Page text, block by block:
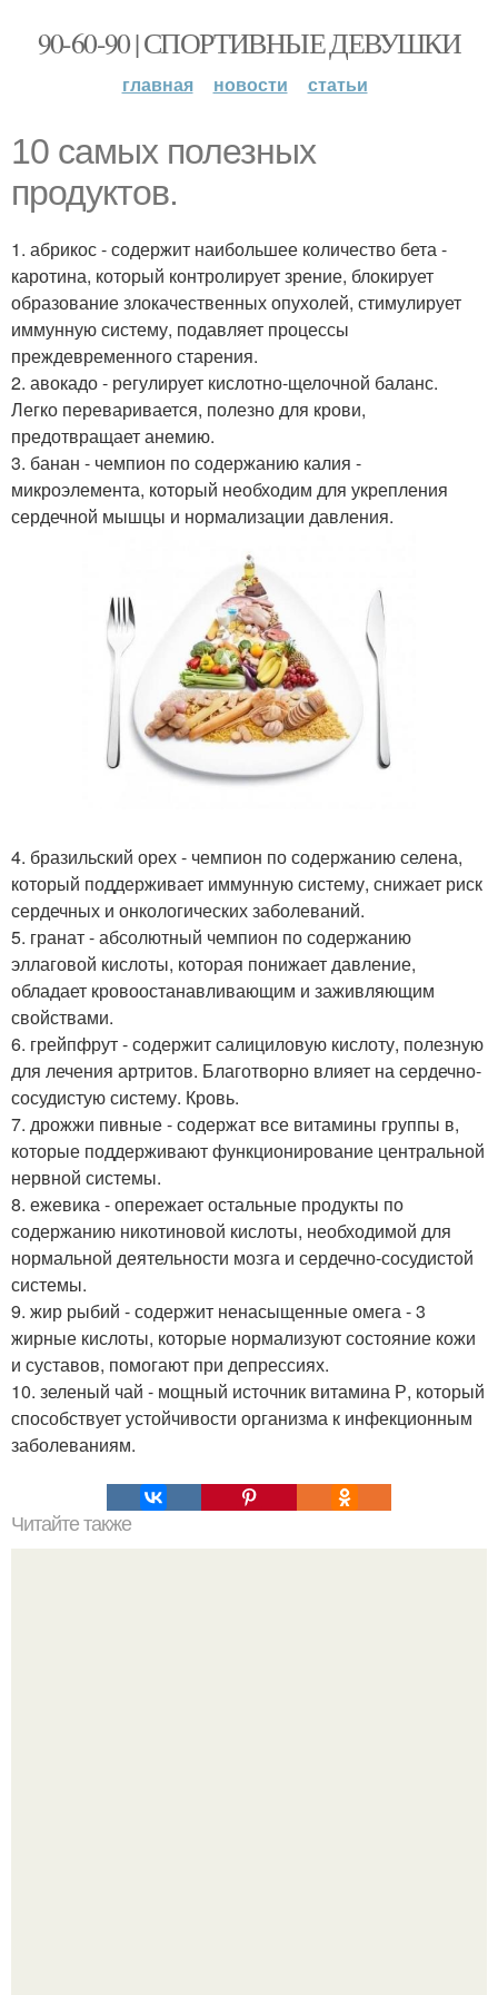
90-60-90 | СПОРТИВНЫЕ ДЕВУШКИ
главная новости статьи
10 самых полезных
продуктов.
1. абрикос - содержит наибольшее количество бета -
каротина, который контролирует зрение, блокирует
образование злокачественных опухолей, стимулирует
иммунную систему, подавляет процессы
преждевременного старения.
2. авокадо - регулирует кислотно-щелочной баланс.
Легко переваривается, полезно для крови,
предотвращает анемию.
3. банан - чемпион по содержанию калия -
микроэлемента, который необходим для укрепления
сердечной мышцы и нормализации давления.
4. бразильский орех - чемпион по содержанию селена,
который поддерживает иммунную систему, снижает риск
сердечных и онкологических заболеваний.
5. гранат - абсолютный чемпион по содержанию
эллаговой кислоты, которая понижает давление,
обладает кровоостанавливающим и заживляющим
свойствами.
6. грейпфрут - содержит салициловую кислоту, полезную
для лечения артритов. Благотворно влияет на сердечно-
сосудистую систему. Кровь.
7. дрожжи пивные - содержат все витамины группы в,
которые поддерживают функционирование центральной
нервной системы.
8. ежевика - опережает остальные продукты по
содержанию никотиновой кислоты, необходимой для
нормальной деятельности мозга и сердечно-сосудистой
системы.
9. жир рыбий - содержит ненасыщенные омега - 3
жирные кислоты, которые нормализуют состояние кожи
и суставов, помогают при депрессиях.
10. зеленый чай - мощный источник витамина Р, который
способствует устойчивости организма к инфекционным
заболеваниям.
Читайте также